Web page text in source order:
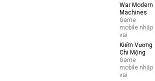
War Modern
Machines
Game
mobile nhập
vai
Kiếm Vương
Chi Mộng
Game
mobile nhập
vai